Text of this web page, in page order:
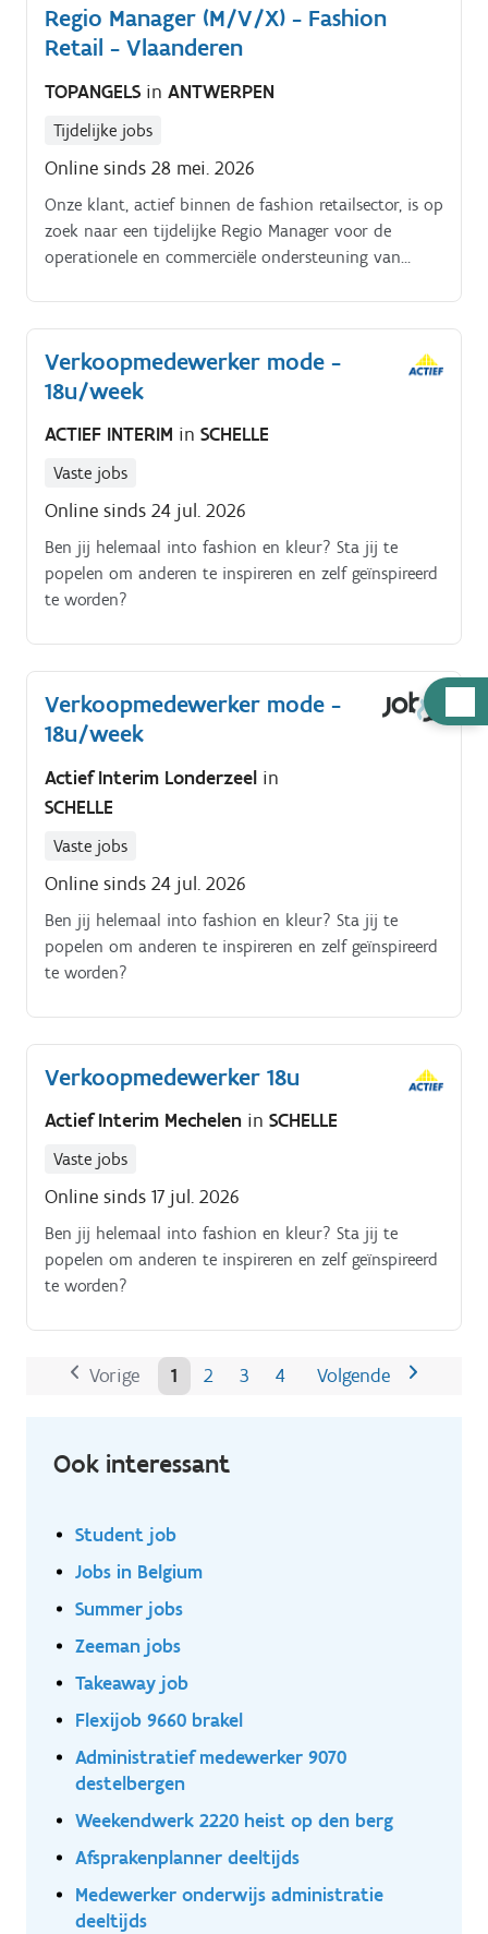
Regio Manager (M/V/X) - Fashion
Retail - Vlaanderen
TOPANGELS in ANTWERPEN
Tijdelijke jobs
Online sinds 28 mei. 2026
Onze klant, actief binnen de fashion retailsector, is op
zoek naar een tijdelijke Regio Manager voor de
operationele en commerciële ondersteuning van
coach je shopmanagers, optimaliseer je de
winkelprestaties en zorg je mee voor een sterke
klantbeleving op de winkelvloer.
Verkoopmedewerker mode -
18u/week
ACTIEF INTERIM in SCHELLE
Vaste jobs
Online sinds 24 jul. 2026
Ben jij helemaal into fashion en kleur? Sta jij te
popelen om anderen te inspireren en zelf geïnspireerd
te worden?
Verkoopmedewerker mode -
18u/week
Actief Interim Londerzeel in
SCHELLE
Vaste jobs
Online sinds 24 jul. 2026
Ben jij helemaal into fashion en kleur? Sta jij te
popelen om anderen te inspireren en zelf geïnspireerd
te worden?
Verkoopmedewerker 18u
Actief Interim Mechelen in SCHELLE
Vaste jobs
Online sinds 17 jul. 2026
Ben jij helemaal into fashion en kleur? Sta jij te
popelen om anderen te inspireren en zelf geïnspireerd
te worden?
Vorige 1 2 3 4 Volgende
Ook interessant
Student job
Jobs in Belgium
Summer jobs
Zeeman jobs
Takeaway job
Flexijob 9660 brakel
Administratief medewerker 9070
destelbergen
Weekendwerk 2220 heist op den berg
Afsprakenplanner deeltijds
Medewerker onderwijs administratie
deeltijds